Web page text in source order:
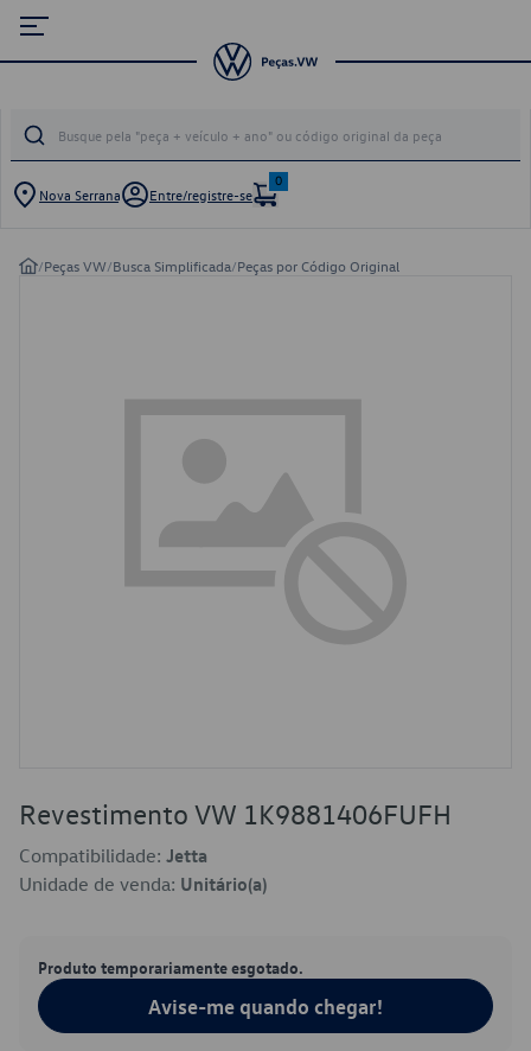
Nova Serrana Entre/registre-se
0
/Peças VW/Busca Simplificada/Peças por Código Original
Revestimento VW 1K9881406FUFH
Compatibilidade: Jetta
Unidade de venda: Unitário(a)
Produto temporariamente esgotado.
Avise-me quando chegar!